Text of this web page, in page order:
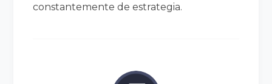
constantemente de estrategia.